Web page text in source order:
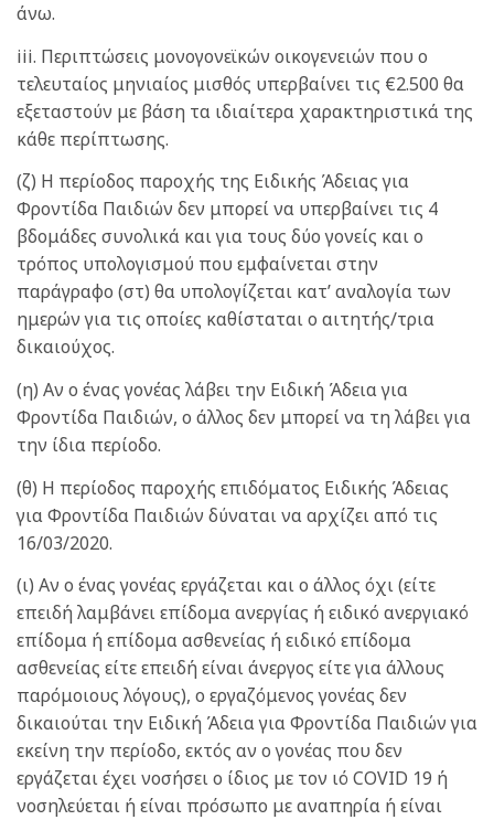
άνω.
iii. Περιπτώσεις μονογονεϊκών οικογενειών που ο
τελευταίος μηνιαίος μισθός υπερβαίνει τις €2.500 θα
εξεταστούν με βάση τα ιδιαίτερα χαρακτηριστικά της
κάθε περίπτωσης.
(ζ) Η περίοδος παροχής της Ειδικής Άδειας για
Φροντίδα Παιδιών δεν μπορεί να υπερβαίνει τις 4
βδομάδες συνολικά και για τους δύο γονείς και ο
τρόπος υπολογισμού που εμφαίνεται στην
παράγραφο (στ) θα υπολογίζεται κατ’ αναλογία των
ημερών για τις οποίες καθίσταται ο αιτητής/τρια
δικαιούχος.
(η) Αν ο ένας γονέας λάβει την Ειδική Άδεια για
Φροντίδα Παιδιών, ο άλλος δεν μπορεί να τη λάβει για
την ίδια περίοδο.
(θ) Η περίοδος παροχής επιδόματος Ειδικής Άδειας
για Φροντίδα Παιδιών δύναται να αρχίζει από τις
16/03/2020.
(ι) Αν ο ένας γονέας εργάζεται και ο άλλος όχι (είτε
επειδή λαμβάνει επίδομα ανεργίας ή ειδικό ανεργιακό
επίδομα ή επίδομα ασθενείας ή ειδικό επίδομα
ασθενείας είτε επειδή είναι άνεργος είτε για άλλους
παρόμοιους λόγους), ο εργαζόμενος γονέας δεν
δικαιούται την Ειδική Άδεια για Φροντίδα Παιδιών για
εκείνη την περίοδο, εκτός αν ο γονέας που δεν
εργάζεται έχει νοσήσει ο ίδιος με τον ιό COVID 19 ή
νοσηλεύεται ή είναι πρόσωπο με αναπηρία ή είναι